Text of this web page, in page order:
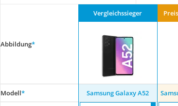
Abbildung*
Vergleichssieger
Modell* Samsung Galaxy A52